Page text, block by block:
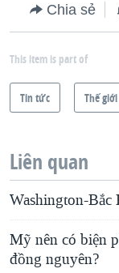
Chia sẻ
This item is part of
Tin tức Thế giới
Liên quan
Washington-Bắc
Mỹ nên có biện
đồng nguyên?